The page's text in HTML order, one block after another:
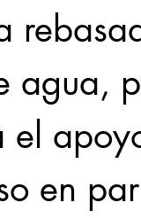
agua,
el
en